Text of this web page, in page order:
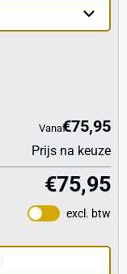
excl. btw
Vanaf€75,95
Prijs na keuze
€75,95